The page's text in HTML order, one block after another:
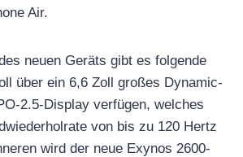
Air.
neuen Geräts gibt es folgende
über ein 6,6 Zoll großes Dynamic-
2.5-Display verfügen, welches
von bis zu 120 Hertz
wird der neue Exynos 2600-